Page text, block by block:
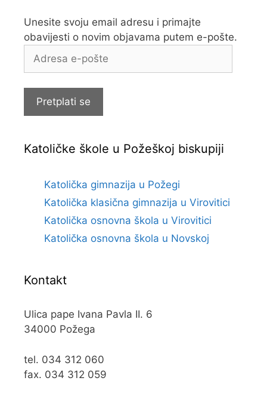
Unesite svoju email adresu i primajte
obavijesti o novim objavama putem e-pošte.
e-
Pretplati se
Katoličke škole u Požeškoj biskupiji
Katolička gimnazija u Požegi
Katolička klasična gimnazija u Virovitici
Katolička osnovna škola u Virovitici
Katolička osnovna škola u Novskoj
Kontakt
Ulica pape Ivana Pavla II. 6
34000 Požega
tel. 034 312 060
fax. 034 312 059